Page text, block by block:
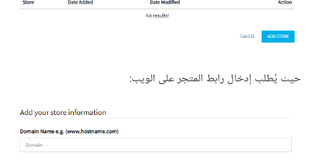
حيث يُطلب إدخال رابط المتجر على الويب: